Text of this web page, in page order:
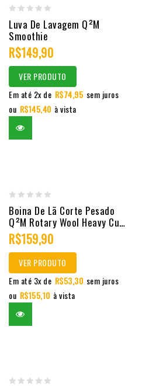
out
of
Luva De Lavagem Q²M
Smoothie
R$149,90
VER PRODUTO
Em até 2x de R$74,95 sem juros
ou R$145,40 à vista
out
of
Boina De Lã Corte Pesado
Q²M Rotary Wool Heavy Cut
5″
R$159,90
VER PRODUTO
Em até 3x de R$53,30 sem juros
ou R$155,10 à vista